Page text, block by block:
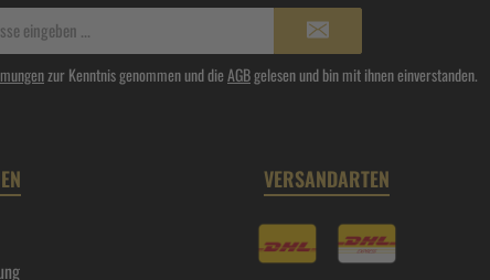
Adresse*
zur Kenntnis genommen und dieAGBgelesen und bin mit ihnen einverstanden.
VERSANDARTEN